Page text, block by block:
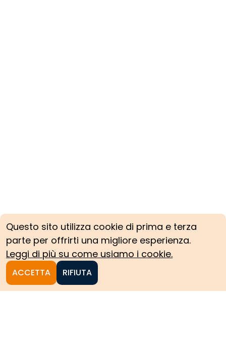
Questo sito utilizza cookie di prima e terza
parte per offrirti una migliore esperienza.
Leggi di più su come usiamo i cookie.
ACCETTA RIFIUTA